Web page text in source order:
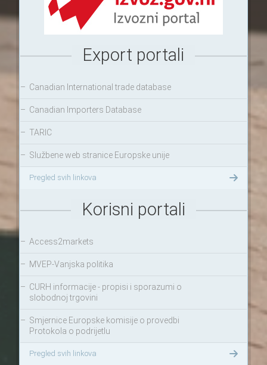
Export portali
– Canadian International trade database
– Canadian Importers Database
– TARIC
– Službene web stranice Europske unije
Pregled svih linkova
Korisni portali
– Access2markets
– MVEP-Vanjska politika
– CURH informacije - propisi i sporazumi o
slobodnoj trgovini
– Smjernice Europske komisije o provedbi
Protokola o podrijetlu
Pregled svih linkova